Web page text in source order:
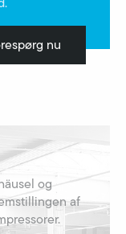
nu
og
af​